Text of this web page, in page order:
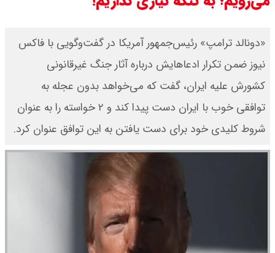
«دونالد ترامپ» رئیس‌جمهور آمریکا در گفت‌وگویی با فاکس
نیوز ضمن تکرار ادعاهایش درباره آثار جنگ غیرقانونی
کشورش علیه ایران، گفت که می‌خواهد بدون عجله به
توافقی خوب با ایران دست پیدا کند و ۲ خواسته را به عنوان
شروط کلیدی خود برای دست یافتن به این توافق عنوان کرد.